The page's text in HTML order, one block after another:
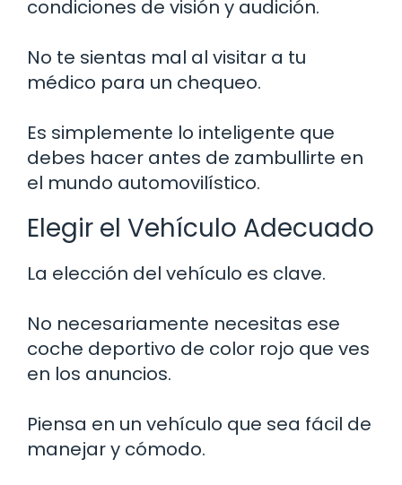
condiciones de visión y audición.
No te sientas mal al visitar a tu
médico para un chequeo.
Es simplemente lo inteligente que
debes hacer antes de zambullirte en
el mundo automovilístico.
Elegir el Vehículo Adecuado
La elección del vehículo es clave.
No necesariamente necesitas ese
coche deportivo de color rojo que ves
en los anuncios.
Piensa en un vehículo que sea fácil de
manejar y cómodo.